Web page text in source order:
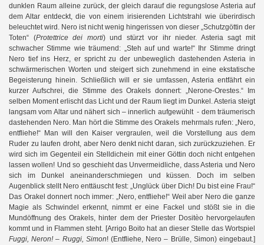
dunklen Raum alleine zurück, der gleich darauf die regungslose Asteria auf
dem Altar entdeckt, die von einem irisierenden Lichtstrahl wie überirdisch
beleuchtet wird. Nero ist nicht wenig hingerissen von dieser „Schutzgöttin der
Toten“ (Protettrice dei morti) und stürzt vor ihr nieder. Asteria sagt mit
schwacher Stimme wie träumend: „Steh auf und warte!“ Ihr Stimme dringt
Nero tief ins Herz, er spricht zu der unbeweglich dastehenden Asteria in
schwärmerischen Worten und steigert sich zunehmend in eine ekstatische
Begeisterung hinein. Schließlich will er sie umfassen, Asteria entfährt ein
kurzer Aufschrei, die Stimme des Orakels donnert: „Nerone-Orestes.“ Im
selben Moment erlischt das Licht und der Raum liegt im Dunkel. Asteria steigt
langsam vom Altar und nähert sich – innerlich aufgewühlt - dem träumerisch
dastehenden Nero. Man hört die Stimme des Orakels mehrmals rufen: „Nero,
entfliehe!“ Man will den Kaiser vergraulen, weil die Vorstellung aus dem
Ruder zu laufen droht, aber Nero denkt nicht daran, sich zurückzuziehen. Er
wird sich im Gegenteil ein Stelldichein mit einer Göttin doch nicht entgehen
lassen wollen! Und so geschieht das Unvermeidliche, dass Asteria und Nero
sich im Dunkel aneinanderschmiegen und küssen. Doch im selben
Augenblick stellt Nero enttäuscht fest: „Unglück über Dich! Du bist eine Frau!“
Das Orakel donnert noch immer: „Nero, entfliehe!“ Weil aber Nero die ganze
Magie als Schwindel erkennt, nimmt er eine Fackel und stößt sie in die
Mundöffnung des Orakels, hinter dem der Priester Dositèo hervorgelaufen
kommt und in Flammen steht. [Arrigo Boito hat an dieser Stelle das Wortspiel
Fuggi, Neron!– Ruggi, Simon! (Entfliehe, Nero – Brülle, Simon) eingebaut.]